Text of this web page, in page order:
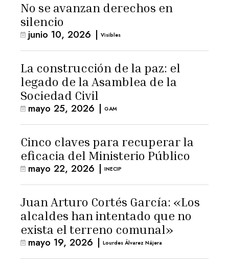
No se avanzan derechos en
silencio
junio 10, 2026 | Visibles
La construcción de la paz: el
legado de la Asamblea de la
Sociedad Civil
mayo 25, 2026 | GAM
Cinco claves para recuperar la
eficacia del Ministerio Público
mayo 22, 2026 | INECIP
Juan Arturo Cortés García: «Los
alcaldes han intentado que no
exista el terreno comunal»
mayo 19, 2026 | Lourdes Álvarez Nájera